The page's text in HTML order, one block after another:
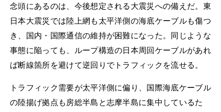
念頭にあるのは、今後想定される大震災への備えだ。東
日本大震災では陸上網も太平洋側の海底ケーブルも傷つ
き、国内・国際通信の維持が困難になった。同じような
事態に陥っても、ループ構造の日本周回ケーブルがあれ
ば断線箇所を避けて逆回りでトラフィックを流せる。
トラフィック需要が太平洋側に偏り、国際海底ケーブル
の陸揚げ拠点も房総半島と志摩半島に集中しているた